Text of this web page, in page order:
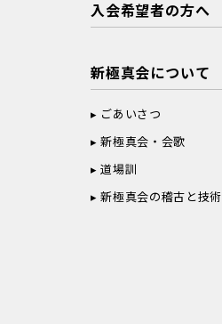
入会希望者の方へ
新極真会について
ごあいさつ
新極真会・会歌
道場訓
新極真会の稽古と技術